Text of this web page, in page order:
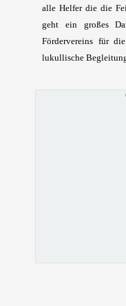
alle Helfer die die
geht ein großes
Fördervereins für
lukullische